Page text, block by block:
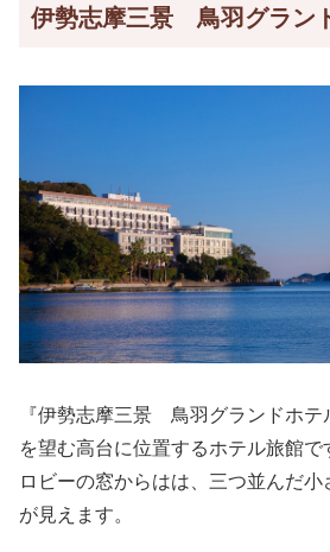
伊勢志摩三景 鳥羽グラン
『伊勢志摩三景 鳥羽グランドホテ
を望む高台に位置するホテル旅館で
ロビーの窓からはは、三つ並んだ小
が見えます。